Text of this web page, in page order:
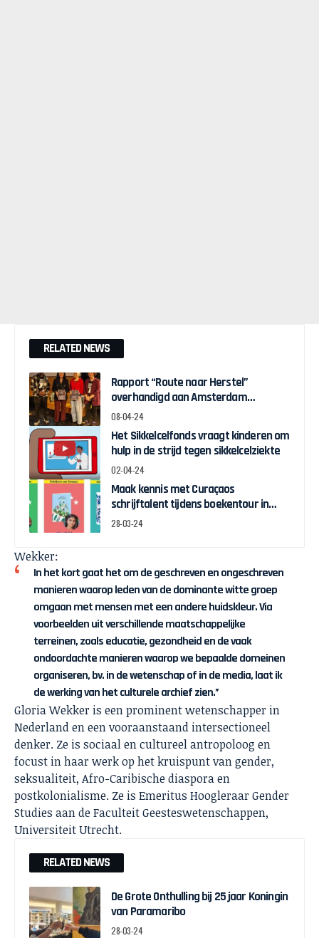
RELATED NEWS
Rapport “Route naar Herstel”
overhandigd aan Amsterdam
Wethouder Touria Meliani
08-04-24
Het Sikkelcelfonds vraagt kinderen om
hulp in de strijd tegen sikkelcelziekte
02-04-24
Maak kennis met Curaçaos
schrijftalent tijdens boekentour in
april
28-03-24
Wekker:
In het kort gaat het om de geschreven en ongeschreven
manieren waarop leden van de dominante witte groep
omgaan met mensen met een andere huidskleur. Via
voorbeelden uit verschillende maatschappelijke
terreinen, zoals educatie, gezondheid en de vaak
ondoordachte manieren waarop we bepaalde domeinen
organiseren, bv. in de wetenschap of in de media, laat ik
de werking van het culturele archief zien.”
Gloria Wekker is een prominent wetenschapper in
Nederland en een vooraanstaand intersectioneel
denker. Ze is sociaal en cultureel antropoloog en
focust in haar werk op het kruispunt van gender,
seksualiteit, Afro-Caribische diaspora en
postkolonialisme. Ze is Emeritus Hoogleraar Gender
Studies aan de Faculteit Geesteswetenschappen,
Universiteit Utrecht.
RELATED NEWS
De Grote Onthulling bij 25 jaar Koningin
van Paramaribo
28-03-24